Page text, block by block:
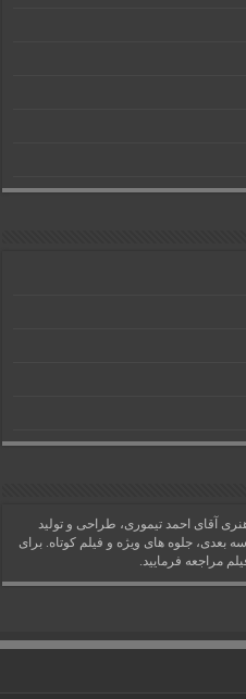
آقای احمد تیموری، طراحی و تولید
بعدی، جلوه های ویژه و فیلم کوتاه. برای
مراجعه فرمایید.